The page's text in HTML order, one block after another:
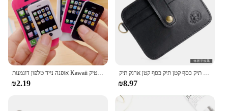
your on-the-go lifestyle.
אופנה נייד טלפון דוגמנות Kawaii מחק תלמיד כתיבה יצירתית מתנה קטנה ילד ילדה בית ספר ציוד לילדים מסטיק
₪2.19
גברים ארנק עור אמיתי רזה ארנק קטן תיק כסף מיני תיק כסף קטן תיק כסף קטן ארנק תיק
₪8.97